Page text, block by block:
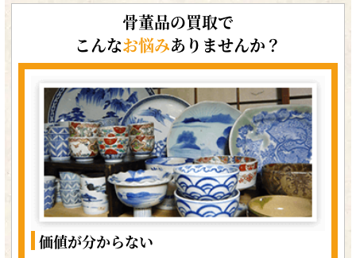
骨董品の買取で
こんなお悩みありませんか？
価値が分からない